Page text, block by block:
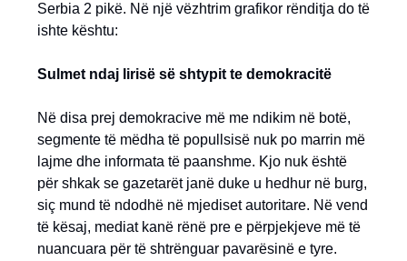
Serbia 2 pikë. Në një vëzhtrim grafikor rënditja do të
ishte kështu:
Sulmet ndaj lirisë së shtypit te demokracitë
Në disa prej demokracive më me ndikim në botë,
segmente të mëdha të popullsisë nuk po marrin më
lajme dhe informata të paanshme. Kjo nuk është
për shkak se gazetarët janë duke u hedhur në burg,
siç mund të ndodhë në mjediset autoritare. Në vend
të kësaj, mediat kanë rënë pre e përpjekjeve më të
nuancuara për të shtrënguar pavarësinë e tyre.